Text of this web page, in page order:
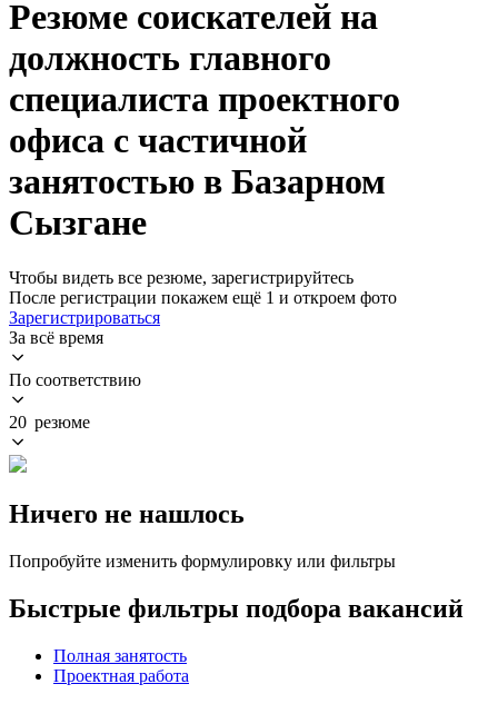
Резюме соискателей на
должность главного
специалиста проектного
офиса с частичной
занятостью в Базарном
Сызгане
Чтобы видеть все резюме, зарегистрируйтесь
После регистрации покажем ещё 1 и откроем фото
Зарегистрироваться
За всё время
По соответствию
20 резюме
Ничего не нашлось
Попробуйте изменить формулировку или фильтры
Быстрые фильтры подбора вакансий
Полная занятость
Проектная работа